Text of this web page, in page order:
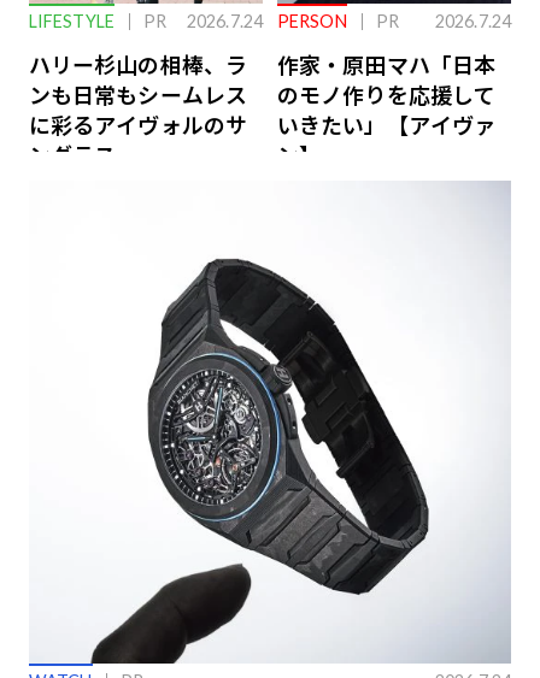
LIFESTYLE PR 2026.7.24
ハリー杉山の相棒、ラ
ンも日常もシームレス
に彩るアイヴォルのサ
ングラス
PERSON PR 2026.7.24
作家・原田マハ「日本
のモノ作りを応援して
いきたい」【アイヴァ
ン】